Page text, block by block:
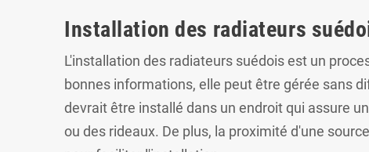
Installation des radiateurs
L'installation des radiateurs suédois est un
bonnes informations, elle peut être gérée sans
devrait être installé dans un endroit qui assure
ou des rideaux. De plus, la proximité d'une